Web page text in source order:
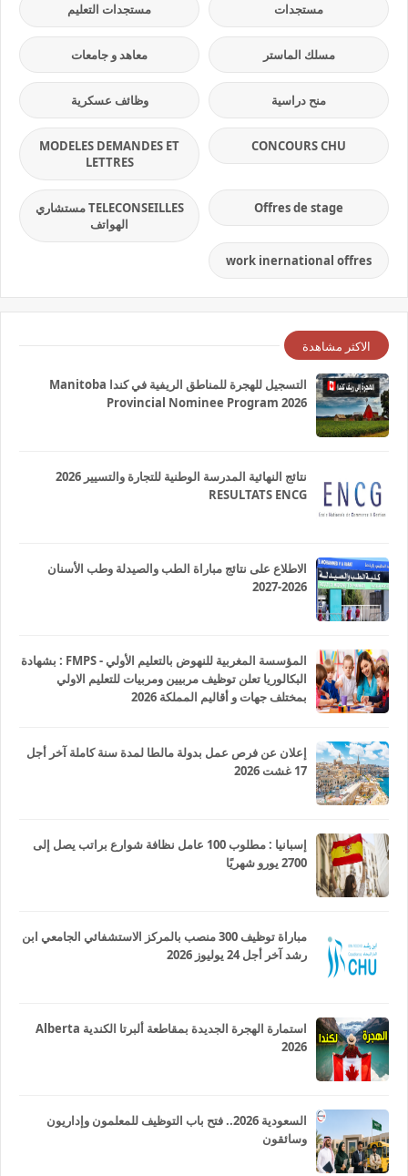
مستجدات مستجدات التعليم
مسلك الماستر معاهد و جامعات
منح دراسية وظائف عسكرية
CONCOURS CHU
MODELES DEMANDES ET
LETTRES
Offres de stage
TELECONSEILLES مستشاري
الهواتف
work inernational offres
الاكثر مشاهدة
التسجيل للهجرة للمناطق الريفية في كندا Manitoba
Provincial Nominee Program 2026
نتائج النهائية المدرسة الوطنية للتجارة والتسيير 2026
RESULTATS ENCG
الاطلاع على نتائج مباراة الطب والصيدلة وطب الأسنان
2026-2027
المؤسسة المغربية للنهوض بالتعليم الأولي - FMPS : بشهادة
البكالوريا تعلن توظيف مربيين ومربيات للتعليم الاولي
بمختلف جهات و أقاليم المملكة 2026
إعلان عن فرص عمل بدولة مالطا لمدة سنة كاملة آخر أجل
17 غشت 2026
إسبانيا : مطلوب 100 عامل نظافة شوارع براتب يصل إلى
2700 يورو شهريًا
مباراة توظيف 300 منصب بالمركز الاستشفائي الجامعي ابن
رشد آخر أجل 24 يوليوز 2026
استمارة الهجرة الجديدة بمقاطعة ألبرتا الكندية Alberta
2026
السعودية 2026.. فتح باب التوظيف للمعلمون وإداريون
وسائقون